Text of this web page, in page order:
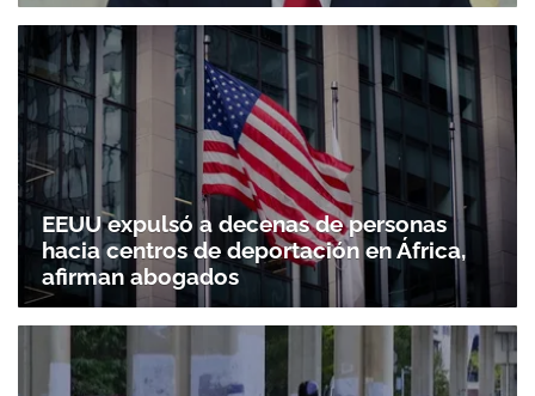
EEUU expulsó a decenas de personas
hacia centros de deportación en África,
afirman abogados